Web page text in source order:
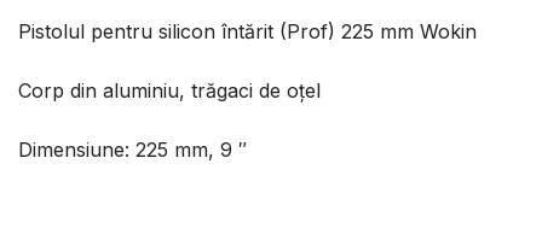
Pistolul pentru silicon întărit (Prof) 225 mm Wokin
Corp din aluminiu, trăgaci de oțel
Dimensiune: 225 mm, 9 ″